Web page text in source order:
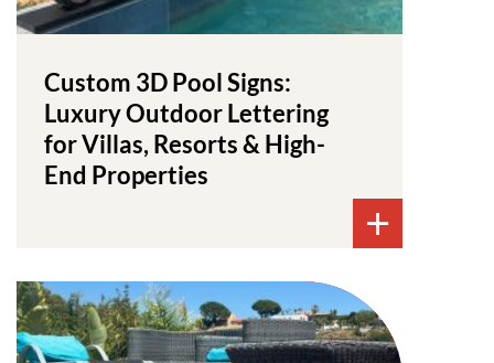
Custom 3D Pool Signs:
Luxury Outdoor Lettering
for Villas, Resorts & High-
End Properties